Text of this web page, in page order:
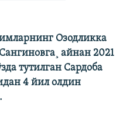
Озодликка
айнан 2021
тутилган Сардоба
4 йил олдин